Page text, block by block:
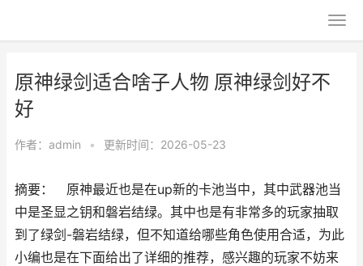
原神绿剑适合啥子人物 原神绿剑好不
好
作者： admin • 更新时间：2026-05-23
摘要： 原神最近也是在up新的卡池当中，其中武器池当
中是圣显之钥和磐岩结绿。其中也是有非常多的玩家抽取
到了绿剑-磐岩结绿，但不知道给哪些角色使用合适，为此
小编也是在下面给出了详细的推荐，感兴趣的玩家不妨来